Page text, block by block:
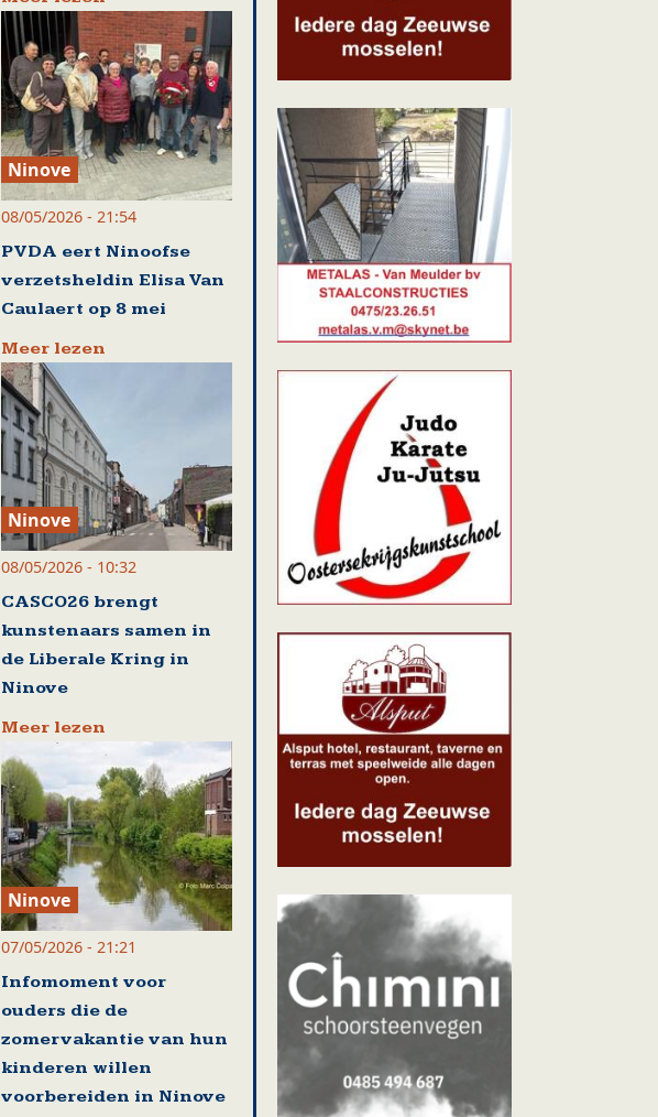
Ninove
08/05/2026 - 21:54
PVDA eert Ninoofse
verzetsheldin Elisa Van
Caulaert op 8 mei
Meer lezen
Ninove
08/05/2026 - 10:32
CASCO26 brengt
kunstenaars samen in
de Liberale Kring in
Ninove
Meer lezen
Ninove
07/05/2026 - 21:21
Infomoment voor
ouders die de
zomervakantie van hun
kinderen willen
voorbereiden in Ninove